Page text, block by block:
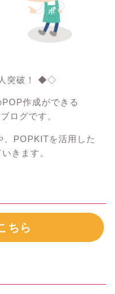
突破！ ◆◇
作成ができる
ログです。
、POPKITを活用した
きます。
ちら